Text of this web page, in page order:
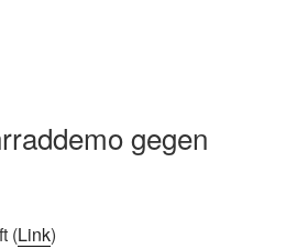
gegen
(Link)